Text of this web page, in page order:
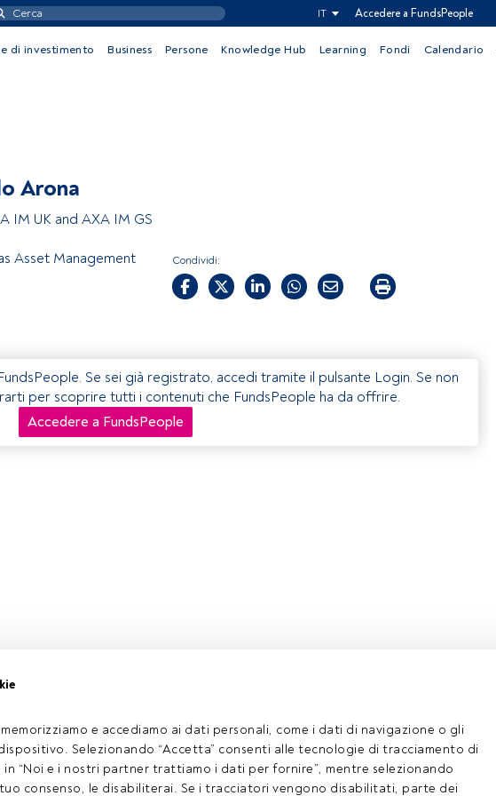
e accediamo ai dati personali, come i dati di navigazione o gli
Selezionando “Accetta” consenti alle tecnologie di tracciamento di
“Noi e i nostri partner trattiamo i dati per fornire”, mentre selezionando
consenso, le disabiliterai. Se i tracciatori vengono disabilitati, parte dei
IT Accedere a FundsPeople
di investimento Business Persone Knowledge Hub Learning Fondi Calendario
Arona
IM UK and AXA IM GS
Asset Management Condividi:
Se sei già registrato, accedi tramite il pulsante Login. Se non
per scoprire tutti i contenuti che FundsPeople ha da offrire.
Accedere a FundsPeople